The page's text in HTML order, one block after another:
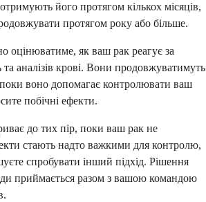
його протягом кількох місяців,
протягом року або більше.
оцінюватиме, як ваш рак реагує за
аналізів крові. Вони продовжуватимуть
воно допомагає контролювати ваш
побічні ефекти.
до тих пір, поки ваш рак не
стають надто важкими для контролю,
спробувати інший підхід. Рішення
приймається разом з вашою командою